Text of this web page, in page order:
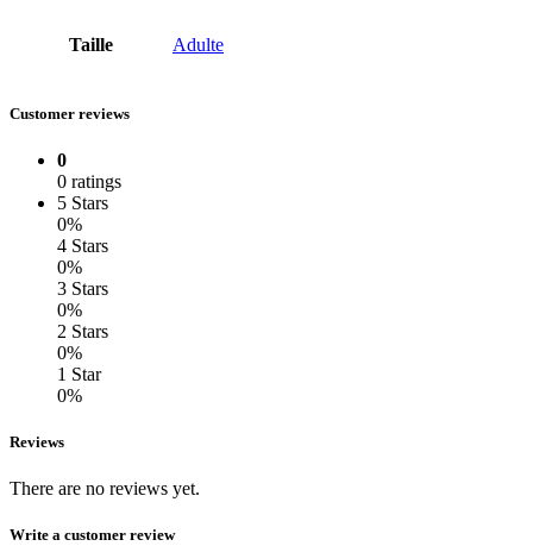
Taille Adulte
Customer reviews
0
0 ratings
5 Stars
0%
4 Stars
0%
3 Stars
0%
2 Stars
0%
1 Star
0%
Reviews
There are no reviews yet.
Write a customer review